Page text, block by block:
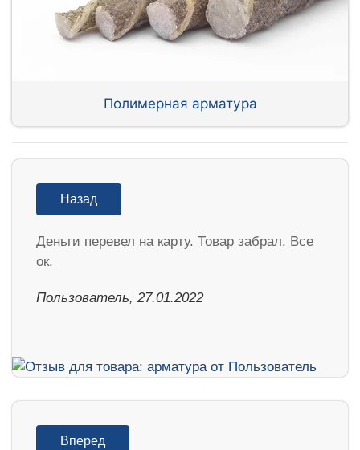
Полимерная арматура
Назад
Деньги перевел на карту. Товар забрал. Все
ок.
Пользователь, 27.01.2022
Вперед